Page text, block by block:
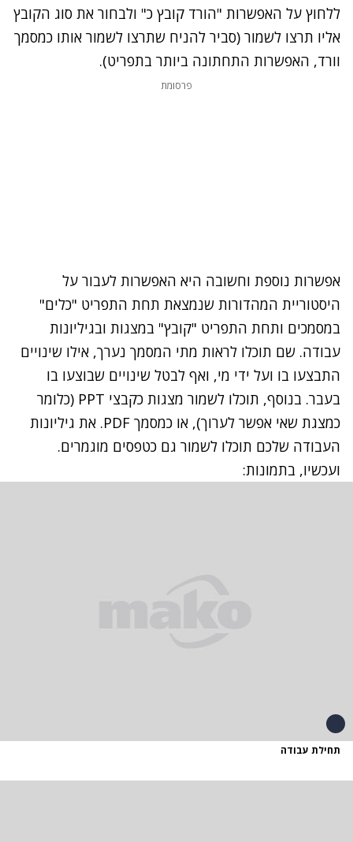
ללחוץ על האפשרות "הורד קובץ כ" ולבחור את סוג הקובץ
אליו תרצו לשמור (סביר להניח שתרצו לשמור אותו כמסמך
וורד, האפשרות התחתונה ביותר בתפריט).
פרסומת
אפשרות נוספת וחשובה היא האפשרות לעבור על
היסטוריית המהדורות שנמצאת תחת התפריט "כלים"
במסמכים ותחת התפריט "קובץ" במצגות ובגיליונות
עבודה. שם תוכלו לראות מתי המסמך נערך, אילו שינויים
התבצעו בו ועל ידי מי, ואף לבטל שינויים שבוצעו בו
בעבר. בנוסף, תוכלו לשמור מצגות כקבצי PPT (כלומר
כמצגת שאי אפשר לערוך), או כמסמך PDF. את גיליונות
העבודה שלכם תוכלו לשמור גם כטפסים מוגמרים.
ועכשיו, בתמונות:
תחילת עבודה